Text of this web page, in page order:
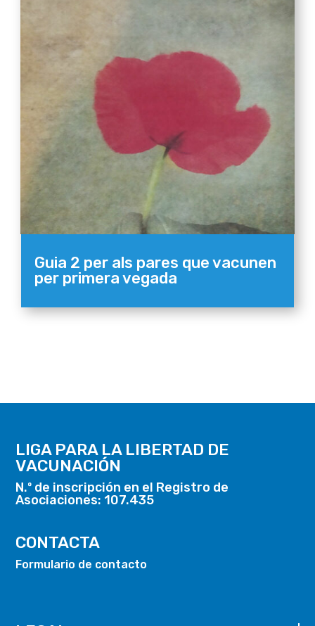
Guia 2 per als pares que vacunen
per primera vegada
LIGA PARA LA LIBERTAD DE
VACUNACIÓN
N.º de inscripción en el Registro de
Asociaciones: 107.435
CONTACTA
Formulario de contacto